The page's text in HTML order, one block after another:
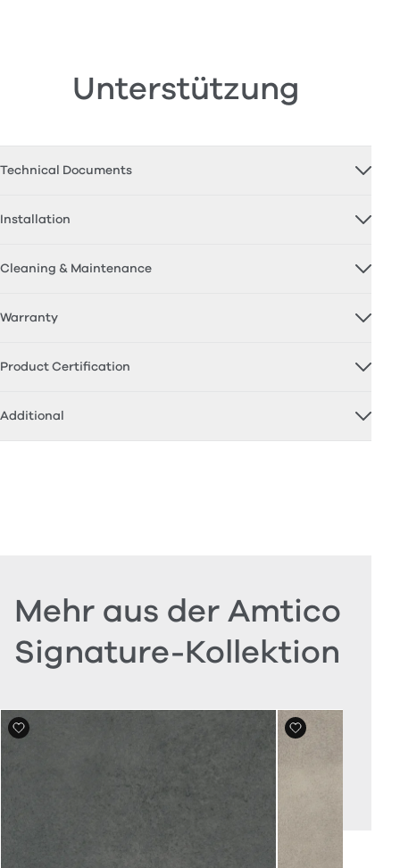
Unterstützung
Technical Documents
Installation
Cleaning & Maintenance
Warranty
Product Certification
Additional
Mehr aus der Amtico
Signature-Kollektion